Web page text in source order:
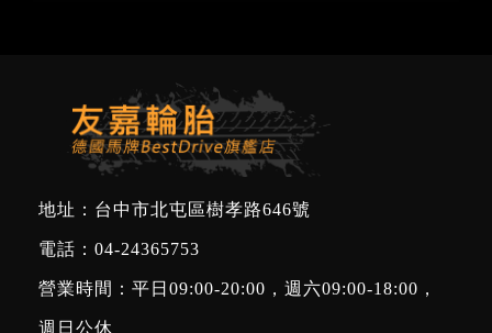
地址：台中市北屯區樹孝路646號
電話： 04-24365753
營業時間：平日09:00-20:00，週六09:00-18:00，
週日公休